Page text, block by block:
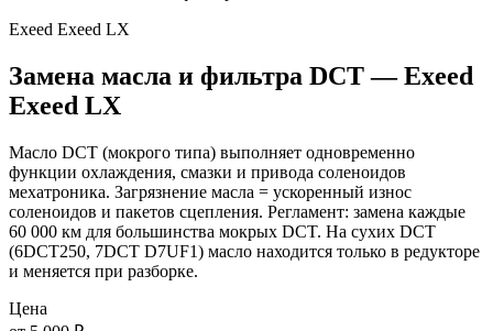
Exeed Exeed LX
Замена масла и фильтра DCT — Exeed
Exeed LX
Масло DCT (мокрого типа) выполняет одновременно
функции охлаждения, смазки и привода соленоидов
мехатроника. Загрязнение масла = ускоренный износ
соленоидов и пакетов сцепления. Регламент: замена каждые
60 000 км для большинства мокрых DCT. На сухих DCT
(6DCT250, 7DCT D7UF1) масло находится только в редукторе
и меняется при разборке.
Цена